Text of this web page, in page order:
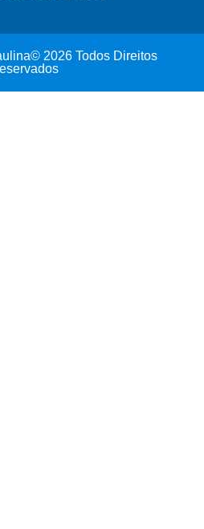
2026 Todos Direitos